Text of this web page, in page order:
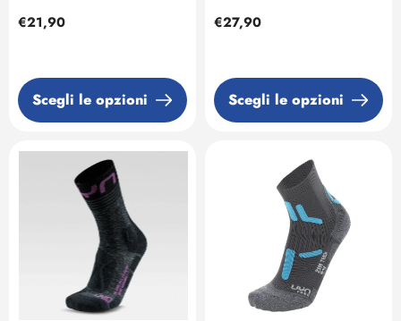
Prezzo
€21,90
Scegli le opzioni
Prezzo
€27,90
Scegli le opzioni